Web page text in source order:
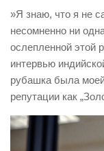
»Я знаю, что я не
несомненно ни
ослепленной этой
интервью
рубашка была
репутации как